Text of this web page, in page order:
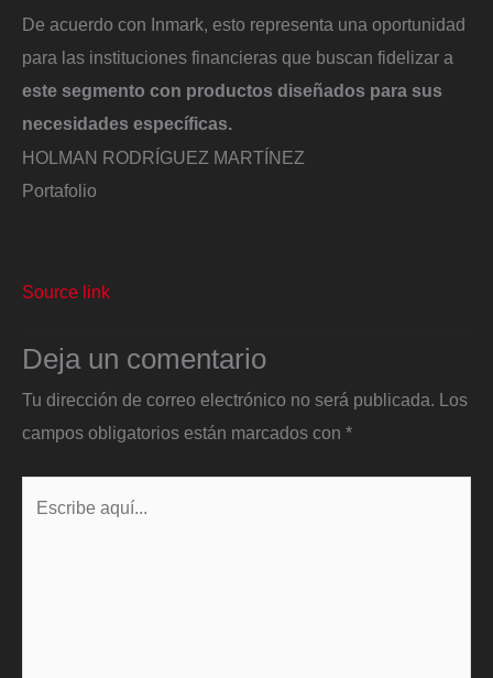
De acuerdo con Inmark, esto representa una oportunidad
para las instituciones financieras que buscan fidelizar a
este segmento con productos diseñados para sus
necesidades específicas.
HOLMAN RODRÍGUEZ MARTÍNEZ
Portafolio
Source link
Deja un comentario
Tu dirección de correo electrónico no será publicada.
Los
campos obligatorios están marcados con *